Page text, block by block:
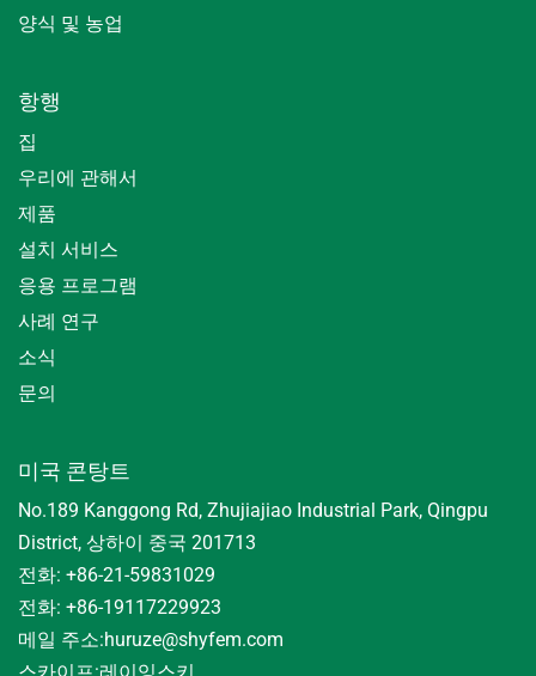
양식 및 농업
항행
집
우리에 관해서
제품
설치 서비스
응용 프로그램
사례 연구
소식
문의
미국 콘탕트
No.189 Kanggong Rd, Zhujiajiao Industrial Park, Qingpu
District, 상하이 중국 201713
전화: +86-21-59831029
전화: +86-19117229923
메일 주소:huruze@shyfem.com